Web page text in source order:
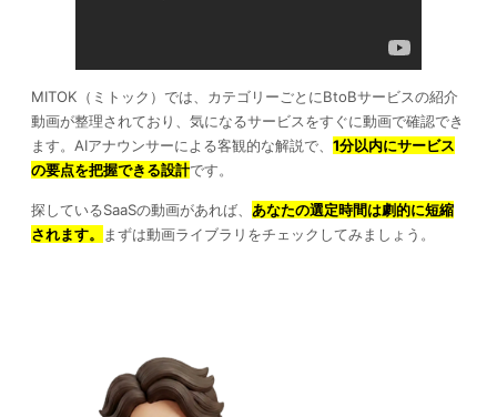
MITOK（ミトック）では、カテゴリーごとにBtoBサービスの紹介
動画が整理されており、気になるサービスをすぐに動画で確認でき
ます。AIアナウンサーによる客観的な解説で、 1分以内にサービス
の要点を把握できる設計です。
探しているSaaSの動画があれば、 あなたの選定時間は劇的に短縮
されます。
まずは動画ライブラリをチェックしてみましょう。